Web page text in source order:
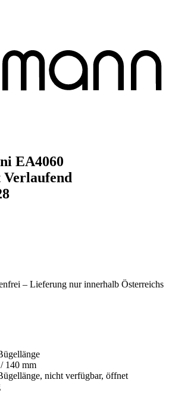
EA4060
– Lieferung nur innerhalb Österreichs
140 mm
nicht verfügbar, öffnet